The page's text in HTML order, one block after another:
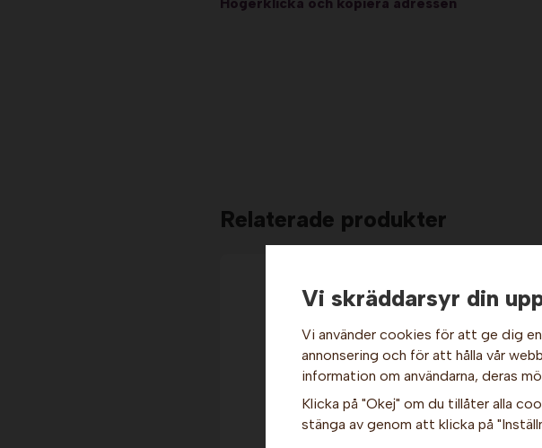
Hej och
Hos oss får alla
företag (exkl. moms)
Relaterade produkter
Vi skräddarsyr din
Vi använder cookies för att ge dig
annonsering och för att hålla vår
information om användarna, deras
Klicka på "Okej" om du tillåter alla
stänga av genom att klicka på